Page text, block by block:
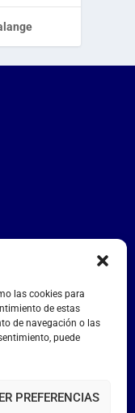
las cookies para
de estas
de navegación o las
puede
PREFERENCIAS